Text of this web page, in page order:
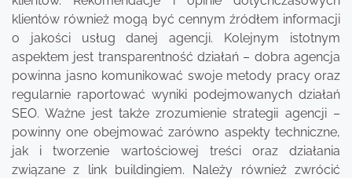
klientów również mogą być cennym źródłem informacji
o jakości usług danej agencji. Kolejnym istotnym
aspektem jest transparentność działań – dobra agencja
powinna jasno komunikować swoje metody pracy oraz
regularnie raportować wyniki podejmowanych działań
SEO. Ważne jest także zrozumienie strategii agencji –
powinny one obejmować zarówno aspekty techniczne,
jak i tworzenie wartościowej treści oraz działania
związane z link buildingiem. Należy również zwrócić